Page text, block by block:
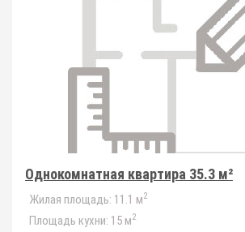
Однокомнатная квартира 35.3 м²
Жилая площадь: 11.1 м2
Площадь кухни: 15 м2